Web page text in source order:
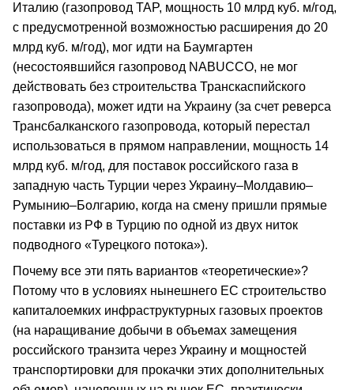
Италию (газопровод TAP, мощность 10 млрд куб. м/год,
с предусмотренной возможностью расширения до 20
млрд куб. м/год), мог идти на Баумгартен
(несостоявшийся газопровод NABUCCO, не мог
действовать без строительства Транскаспийского
газопровода), может идти на Украину (за счет реверса
Трансбалканского газопровода, который перестал
использоваться в прямом направлении, мощность 14
млрд куб. м/год, для поставок российского газа в
западную часть Турции через Украину–Молдавию–
Румынию–Болгарию, когда на смену пришли прямые
поставки из РФ в Турцию по одной из двух ниток
подводного «Турецкого потока»).
Почему все эти пять вариантов «теоретические»?
Потому что в условиях нынешнего ЕС строительство
капиталоемких инфраструктурных газовых проектов
(на наращивание добычи в объемах замещения
российского транзита через Украину и мощностей
транспортировки для прокачки этих дополнительных